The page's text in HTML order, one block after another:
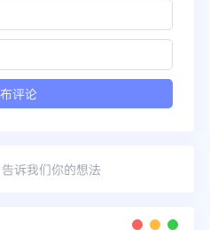
诉我们你的想法